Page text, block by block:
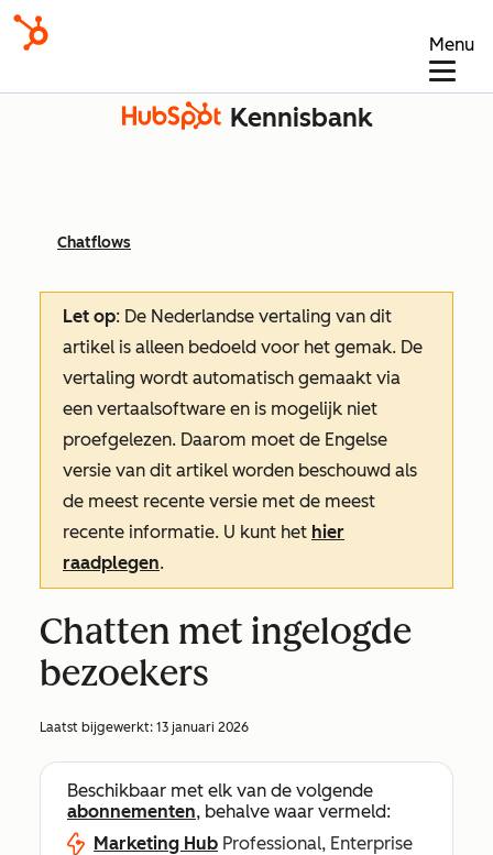
Menu
Kennisbank
Chatflows
Let op: De Nederlandse vertaling van dit
artikel is alleen bedoeld voor het gemak. De
vertaling wordt automatisch gemaakt via
een vertaalsoftware en is mogelijk niet
proefgelezen. Daarom moet de Engelse
versie van dit artikel worden beschouwd als
de meest recente versie met de meest
recente informatie. U kunt het hier
raadplegen.
Chatten met ingelogde
bezoekers
Laatst bijgewerkt: 13 januari 2026
Beschikbaar met elk van de volgende
abonnementen, behalve waar vermeld:
Marketing Hub Professional, Enterprise